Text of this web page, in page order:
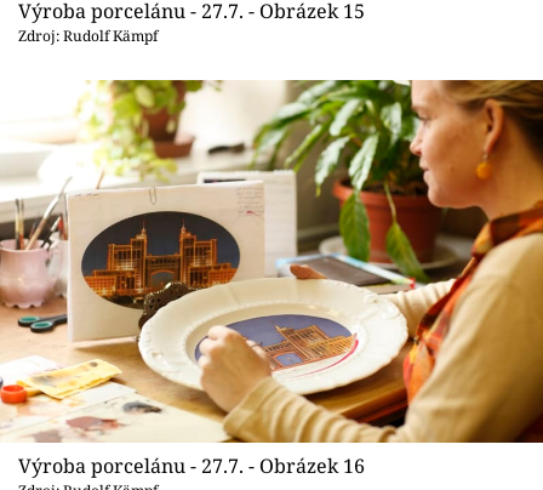
Výroba porcelánu - 27.7. - Obrázek 15
Zdroj: Rudolf Kämpf
Výroba porcelánu - 27.7. - Obrázek 16